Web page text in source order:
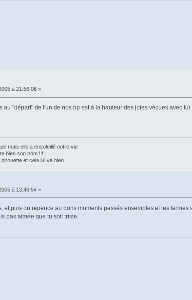
à 21:56:08 »
au "départ" de l'un de nos bp est à la hauteur des joies vécues avec
mais elle a ensoleillé notre vie
bien son nom !!!!
et cela lui va bien
à 13:46:54 »
et puis on repence au bons moments passés ensembles et les larmes
pas aimée que tu soit triste...